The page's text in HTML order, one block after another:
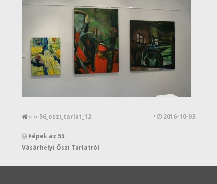
» » 56_oszi_tarlat_12 • 2016-10-03
Képek az 56.
Vásárhelyi Őszi Tárlatról